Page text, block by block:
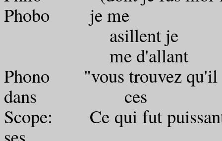
Phobo je me
asillent je
me d'allant
Phono "vous
dans ces
Scope: Ce qui fut